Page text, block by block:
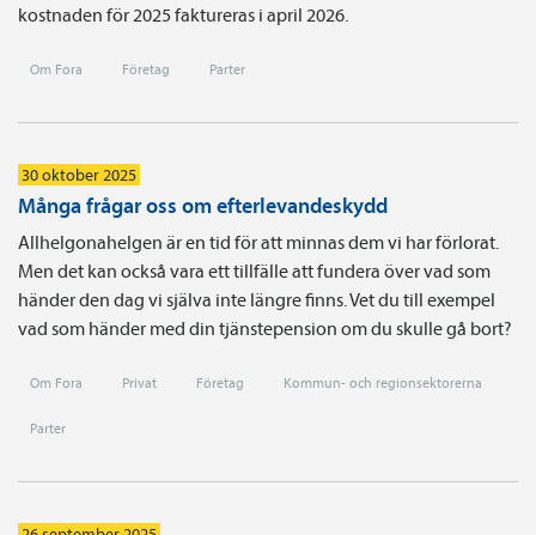
kostnaden för 2025 faktureras i april 2026.
Om Fora Företag Parter
30 oktober 2025
Många frågar oss om efterlevandeskydd
Allhelgonahelgen är en tid för att minnas dem vi har förlorat.
Men det kan också vara ett tillfälle att fundera över vad som
händer den dag vi själva inte längre finns. Vet du till exempel
vad som händer med din tjänstepension om du skulle gå bort?
Om Fora Privat Företag Kommun- och regionsektorerna
Parter